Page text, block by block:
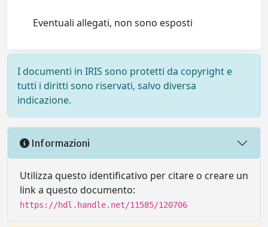
Eventuali allegati, non sono esposti
I documenti in IRIS sono protetti da copyright e
tutti i diritti sono riservati, salvo diversa
indicazione.
Informazioni
Utilizza questo identificativo per citare o creare un
link a questo documento:
https://hdl.handle.net/11585/120706